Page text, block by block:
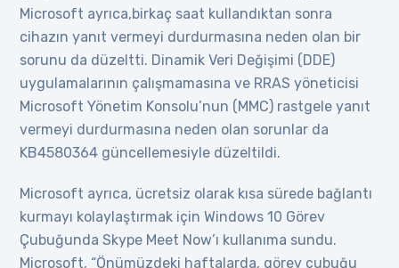
Microsoft ayrıca,birkaç saat kullandıktan sonra
cihazın yanıt vermeyi durdurmasına neden olan bir
sorunu da düzeltti. Dinamik Veri Değişimi (DDE)
uygulamalarının çalışmamasına ve RRAS yöneticisi
Microsoft Yönetim Konsolu’nun (MMC) rastgele yanıt
vermeyi durdurmasına neden olan sorunlar da
KB4580364 güncellemesiyle düzeltildi.
Microsoft ayrıca, ücretsiz olarak kısa sürede bağlantı
kurmayı kolaylaştırmak için Windows 10 Görev
Çubuğunda Skype Meet Now’ı kullanıma sundu.
Microsoft, “Önümüzdeki haftalarda, görev çubuğu